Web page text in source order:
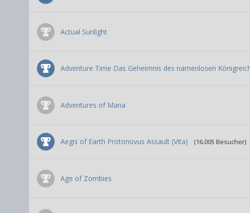
Actual Sunlight
Adventure Time Das Geheimnis des namenlosen
Adventures of Mana
Aegis of Earth Protonovus Assault (Vita) (16.005 Besucher)
Age of Zombies